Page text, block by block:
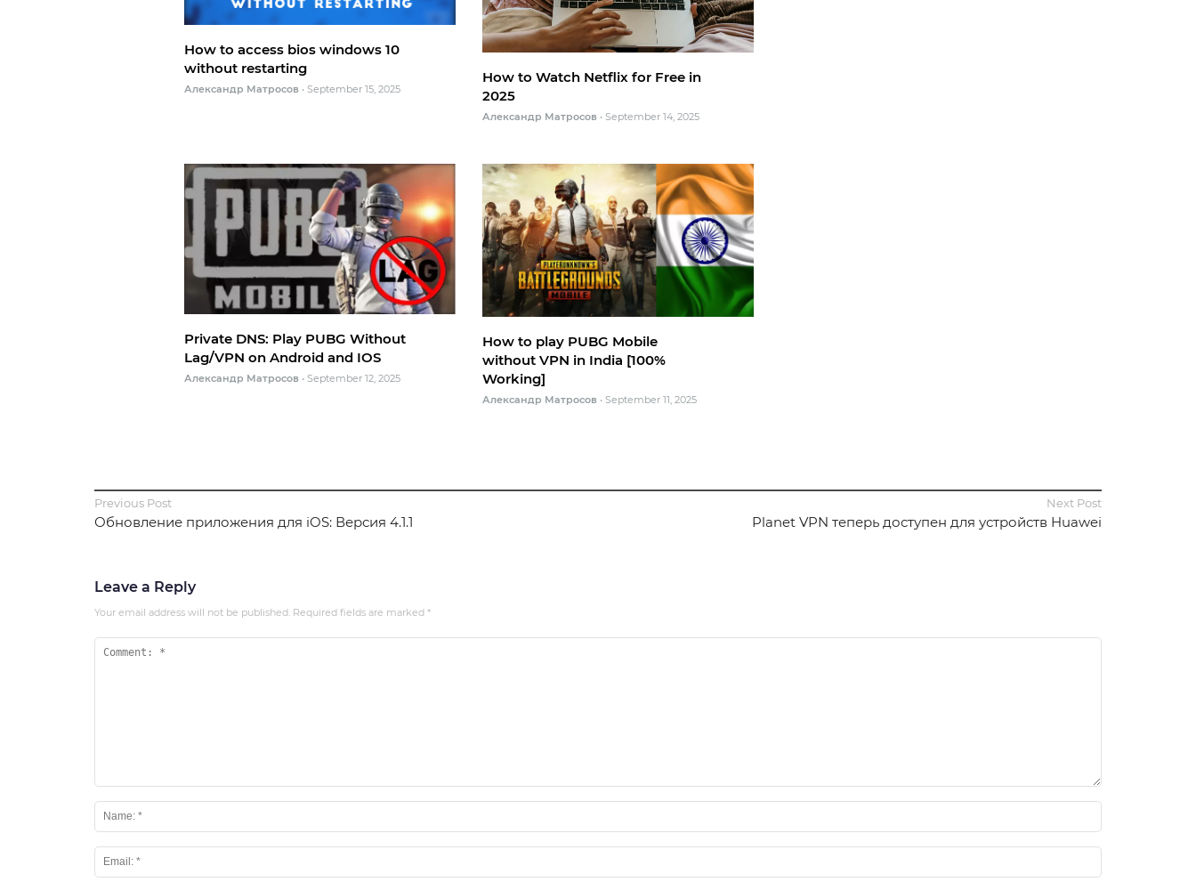
How to access bios windows 10
without restarting
Александр Матросов • September 15, 2025
How to Watch Netflix for Free in
2025
Александр Матросов • September 14, 2025
Private DNS: Play PUBG Without
Lag/VPN on Android and IOS
Александр Матросов • September 12, 2025
How to play PUBG Mobile
without VPN in India [100%
Working]
Александр Матросов • September 11, 2025
Previous Post
Обновление приложения для iOS: Версия 4.1.1
Next Post
Planet VPN теперь доступен для устройств Huawei
Leave a Reply
Your email address will not be published. Required fields are marked *